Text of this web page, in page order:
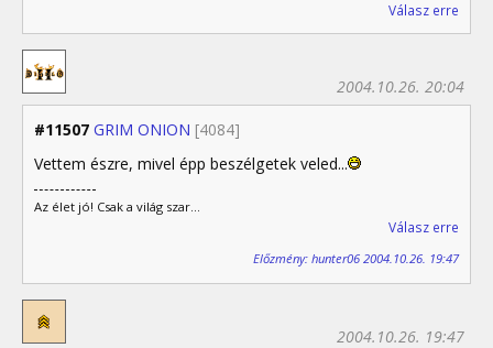
Válasz erre
#11507 GRIM ONION [4084]
2004.10.26. 20:04
Vettem észre, mivel épp beszélgetek veled...
Az élet jó! Csak a világ szar...
Válasz erre
Előzmény: hunter06 2004.10.26. 19:47
2004.10.26. 19:47